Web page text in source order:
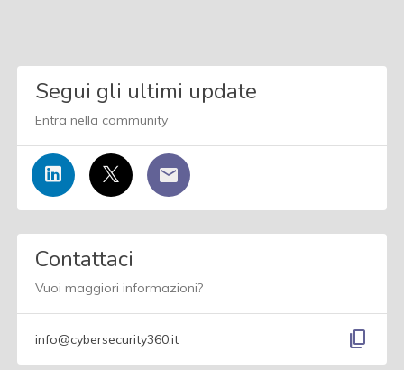
Segui gli ultimi update
Entra nella community
Contattaci
Vuoi maggiori informazioni?
info@cybersecurity360.it content_copy